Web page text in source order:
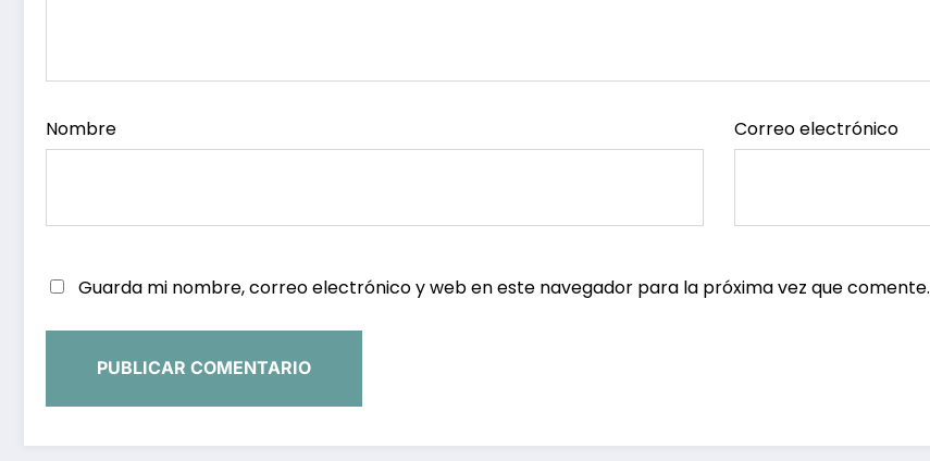
Nombre Correo electrónico
Guarda mi nombre, correo electrónico y web en este navegador para la próxima vez que comente.